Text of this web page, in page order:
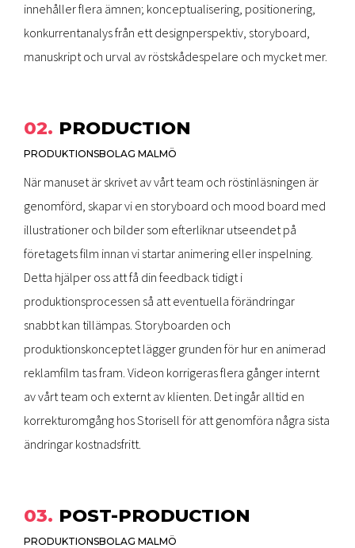
innehåller flera ämnen; konceptualisering, positionering,
konkurrentanalys från ett designperspektiv, storyboard,
manuskript och urval av röstskådespelare och mycket mer.
02. PRODUCTION
PRODUKTIONSBOLAG MALMÖ
När manuset är skrivet av vårt team och röstinläsningen är
genomförd, skapar vi en storyboard och mood board med
illustrationer och bilder som efterliknar utseendet på
företagets film innan vi startar animering eller inspelning.
Detta hjälper oss att få din feedback tidigt i
produktionsprocessen så att eventuella förändringar
snabbt kan tillämpas. Storyboarden och
produktionskonceptet lägger grunden för hur en animerad
reklamfilm tas fram. Videon korrigeras flera gånger internt
av vårt team och externt av klienten. Det ingår alltid en
korrekturomgång hos Storisell för att genomföra några sista
ändringar kostnadsfritt.
03. POST-PRODUCTION
PRODUKTIONSBOLAG MALMÖ